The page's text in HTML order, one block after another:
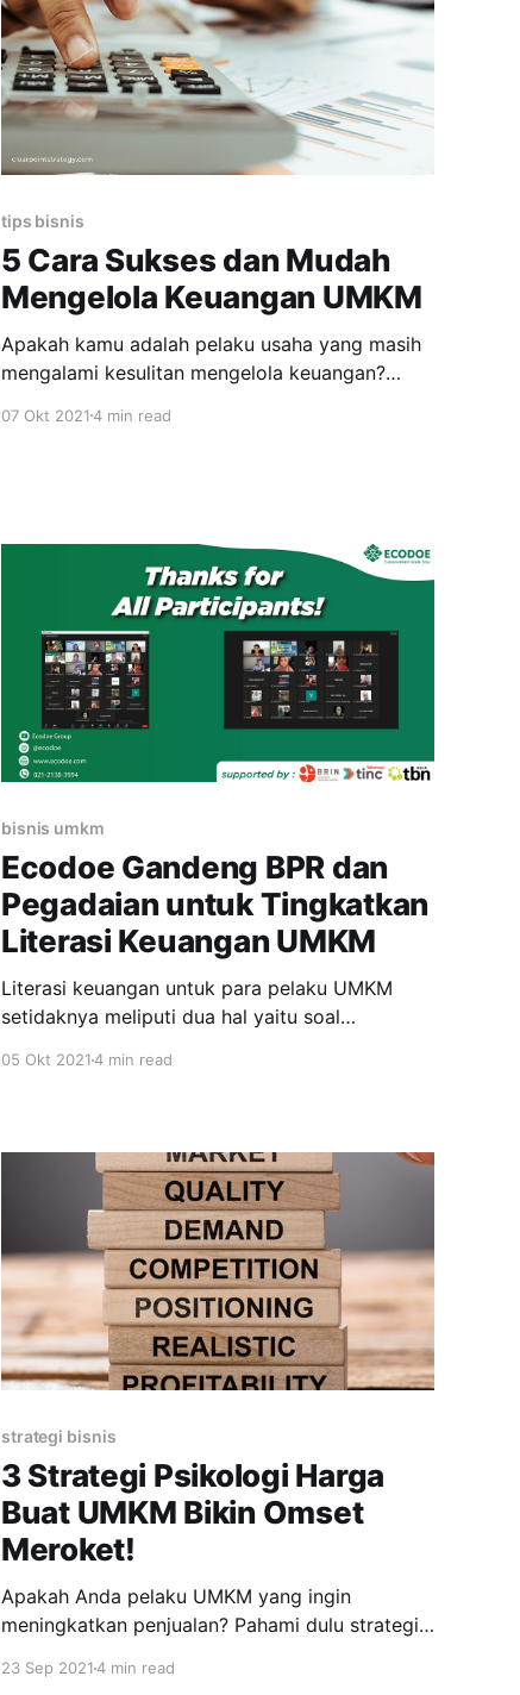
tips bisnis
5 Cara Sukses dan Mudah
Mengelola Keuangan UMKM
Apakah kamu adalah pelaku usaha yang masih
mengalami kesulitan mengelola keuangan?
berikut ini! Mengelola keuangan umkm adalah
pada kelangsungan usaha itu sendiri. Dalam
mengelola keuangan umkm,
07 Okt 20214 min read
bisnis umkm
Ecodoe Gandeng BPR dan
Pegadaian untuk Tingkatkan
Literasi Keuangan UMKM
Literasi keuangan untuk para pelaku UMKM
setidaknya meliputi dua hal yaitu soal
banyak UMKM yang mengalami kesulitan
mendapatkan akses pinjaman atau kredit dari
bank maupun
05 Okt 20214 min read
strategi bisnis
3 Strategi Psikologi Harga
Buat UMKM Bikin Omset
Meroket!
Apakah Anda pelaku UMKM yang ingin
meningkatkan penjualan? Pahami dulu strategi
berikut ini! Strategi psikologi harga adalah
23 Sep 20214 min read